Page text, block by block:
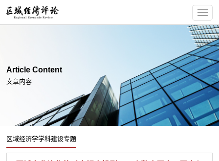
Article Content
文章内容
区域经济学学科建设专题